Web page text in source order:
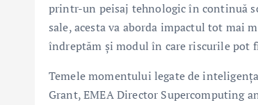
printr-un peisaj tehnologic în continuă
sale, acesta va aborda impactul tot mai
îndreptăm și modul în care riscurile pot
Temele momentului legate de
Grant, EMEA Director Supercomputing